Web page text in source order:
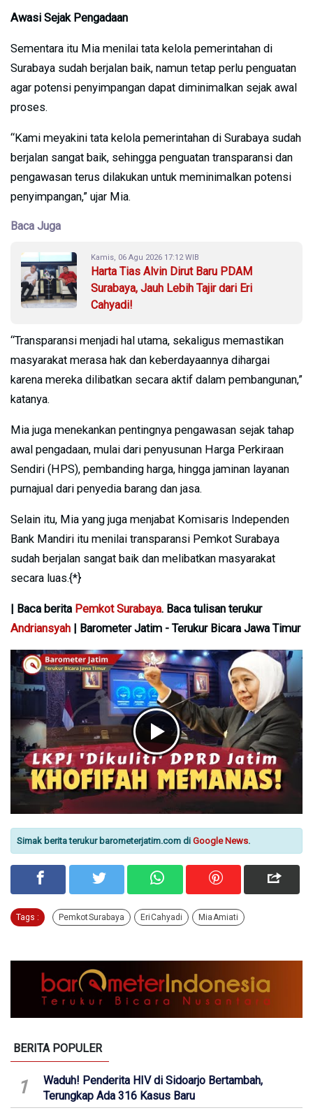
Awasi Sejak Pengadaan
Sementara itu Mia menilai tata kelola pemerintahan di
Surabaya sudah berjalan baik, namun tetap perlu penguatan
agar potensi penyimpangan dapat diminimalkan sejak awal
proses.
“Kami meyakini tata kelola pemerintahan di Surabaya sudah
berjalan sangat baik, sehingga penguatan transparansi dan
pengawasan terus dilakukan untuk meminimalkan potensi
penyimpangan,” ujar Mia.
Baca Juga
Kamis, 06 Agu 2026 17:12 WIB
Harta Tias Alvin Dirut Baru PDAM
Surabaya, Jauh Lebih Tajir dari Eri
Cahyadi!
“Transparansi menjadi hal utama, sekaligus memastikan
masyarakat merasa hak dan keberdayaannya dihargai
karena mereka dilibatkan secara aktif dalam pembangunan,”
katanya.
Mia juga menekankan pentingnya pengawasan sejak tahap
awal pengadaan, mulai dari penyusunan Harga Perkiraan
Sendiri (HPS), pembanding harga, hingga jaminan layanan
purnajual dari penyedia barang dan jasa.
Selain itu, Mia yang juga menjabat Komisaris Independen
Bank Mandiri itu menilai transparansi Pemkot Surabaya
sudah berjalan sangat baik dan melibatkan masyarakat
secara luas.{*}
| Baca berita Pemkot Surabaya. Baca tulisan terukur
Andriansyah | Barometer Jatim - Terukur Bicara Jawa Timur
Simak berita terukur barometerjatim.com di Google News.
Tags : Pemkot Surabaya Eri Cahyadi Mia Amiati
BERITA POPULER
1
Waduh! Penderita HIV di Sidoarjo Bertambah,
Terungkap Ada 316 Kasus Baru